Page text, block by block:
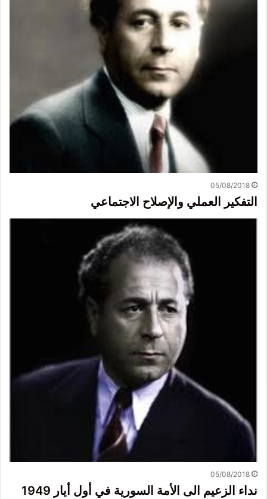
05/08/2018
التفكير العملي والإصلاح الاجتماعي
05/08/2018
نداء الزعيم الى الأمة السورية في أول أيار 1949